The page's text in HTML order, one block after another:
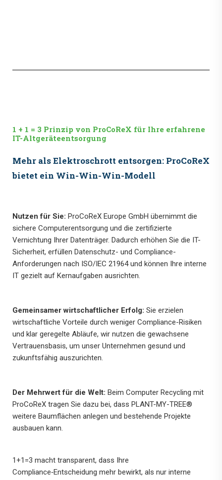
1 + 1 = 3 Prinzip von ProCoReX für Ihre erfahrene
IT-Altgeräteentsorgung
Mehr als Elektroschrott entsorgen: ProCoReX
bietet ein Win-Win-Win-Modell
Nutzen für Sie: ProCoReX Europe GmbH übernimmt die
sichere Computerentsorgung und die zertifizierte
Vernichtung Ihrer Datenträger. Dadurch erhöhen Sie die IT-
Sicherheit, erfüllen Datenschutz- und Compliance-
Anforderungen nach ISO/IEC 21964 und können Ihre interne
IT gezielt auf Kernaufgaben ausrichten.
Gemeinsamer wirtschaftlicher Erfolg: Sie erzielen
wirtschaftliche Vorteile durch weniger Compliance-Risiken
und klar geregelte Abläufe, wir nutzen die gewachsene
Vertrauensbasis, um unser Unternehmen gesund und
zukunftsfähig auszurichten.
Der Mehrwert für die Welt: Beim Computer Recycling mit
ProCoReX tragen Sie dazu bei, dass PLANT-MY-TREE®
weitere Baumflächen anlegen und bestehende Projekte
ausbauen kann.
1+1=3 macht transparent, dass Ihre
Compliance‑Entscheidung mehr bewirkt, als nur interne